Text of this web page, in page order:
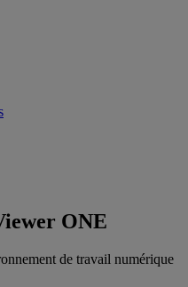
ONE
de travail numérique